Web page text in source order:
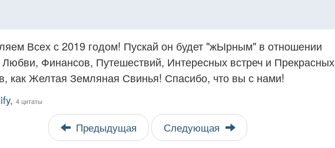
Всех с 2019 годом! Пускай он будет "жЫрным" в отношении
Любви, Финансов, Путешествий, Интересных встреч и Прекрасных
как Желтая Земляная Свинья! Спасибо, что вы с нами!
4 цитаты
Предыдущая Следующая